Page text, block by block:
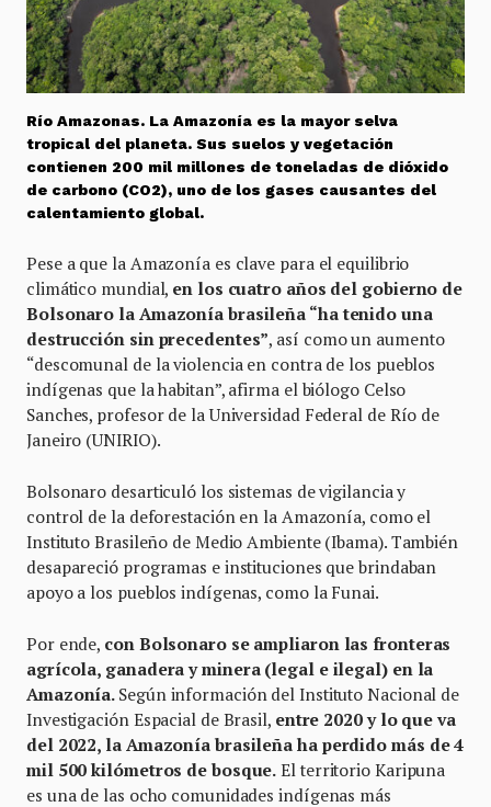
Río Amazonas. La Amazonía es la mayor selva
tropical del planeta. Sus suelos y vegetación
contienen 200 mil millones de toneladas de dióxido
de carbono (CO2), uno de los gases causantes del
calentamiento global.
Pese a que la Amazonía es clave para el equilibrio
climático mundial, en los cuatro años del gobierno de
Bolsonaro la Amazonía brasileña “ha tenido una
destrucción sin precedentes”, así como un aumento
“descomunal de la violencia en contra de los pueblos
indígenas que la habitan”, afirma el biólogo Celso
Sanches, profesor de la Universidad Federal de Río de
Janeiro (UNIRIO).
Bolsonaro desarticuló los sistemas de vigilancia y
control de la deforestación en la Amazonía, como el
Instituto Brasileño de Medio Ambiente (Ibama). También
desapareció programas e instituciones que brindaban
apoyo a los pueblos indígenas, como la Funai.
Por ende, con Bolsonaro se ampliaron las fronteras
agrícola, ganadera y minera (legal e ilegal) en la
Amazonía. Según información del Instituto Nacional de
Investigación Espacial de Brasil, entre 2020 y lo que va
del 2022, la Amazonía brasileña ha perdido más de 4
mil 500 kilómetros de bosque. El territorio Karipuna
es una de las ocho comunidades indígenas más